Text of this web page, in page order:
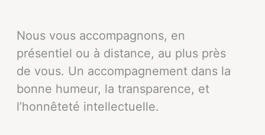
Nous vous accompagnons, en
présentiel ou à distance, au plus près
de vous. Un accompagnement dans la
bonne humeur, la transparence, et
l’honnêteté intellectuelle.